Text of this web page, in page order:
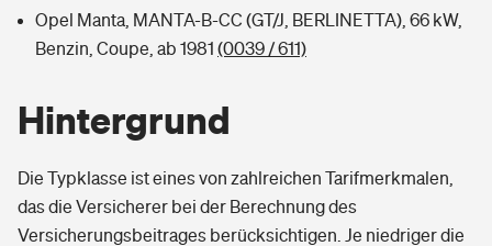
Opel Manta, MANTA-B-CC (GT/J, BERLINETTA), 66 kW,
Benzin, Coupe, ab 1981 (0039 / 611)
Hintergrund
Die Typklasse ist eines von zahlreichen Tarifmerkmalen,
das die Versicherer bei der Berechnung des
Versicherungsbeitrages berücksichtigen. Je niedriger die